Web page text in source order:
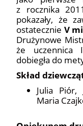
z rocznika
pokazały, że
ostatecznie V
Drużynowe
że uczennica
dobiegła do
Skład
Julia Piór,
Maria